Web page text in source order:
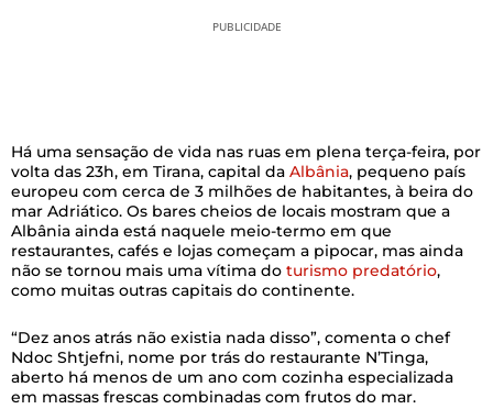
PUBLICIDADE
Há uma sensação de vida nas ruas em plena terça-feira, por
volta das 23h, em Tirana, capital da Albânia, pequeno país
europeu com cerca de 3 milhões de habitantes, à beira do
mar Adriático. Os bares cheios de locais mostram que a
Albânia ainda está naquele meio-termo em que
restaurantes, cafés e lojas começam a pipocar, mas ainda
não se tornou mais uma vítima do turismo predatório,
como muitas outras capitais do continente.
“Dez anos atrás não existia nada disso”, comenta o chef
Ndoc Shtjefni, nome por trás do restaurante N’Tinga,
aberto há menos de um ano com cozinha especializada
em massas frescas combinadas com frutos do mar.